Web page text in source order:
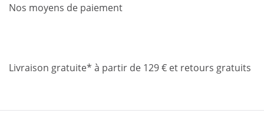
Nos moyens de paiement
Livraison gratuite* à partir de 129 € et retours gratuits